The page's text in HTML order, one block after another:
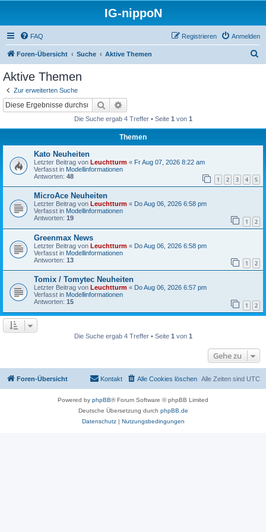
IG-nippoN
FAQ Anmelden
Registrieren
Foren-Übersicht Suche Aktive Themen
Aktive Themen
Zur erweiterten Suche
Suche
Die Suche ergab 4 Treffer • Seite 1 von 1
Themen
Kato Neuheiten
Letzter Beitrag von Leuchtturm « Fr Aug 07, 2026 8:22 am
Verfasst in Modellinformationen
Antworten: 48 1 2 3 4 5
MicroAce Neuheiten
Letzter Beitrag von Leuchtturm « Do Aug 06, 2026 6:58 pm
Verfasst in Modellinformationen
Antworten: 19 1 2
Greenmax News
Letzter Beitrag von Leuchtturm « Do Aug 06, 2026 6:58 pm
Verfasst in Modellinformationen
Antworten: 13 1 2
Tomix / Tomytec Neuheiten
Letzter Beitrag von Leuchtturm « Do Aug 06, 2026 6:57 pm
Verfasst in Modellinformationen
Antworten: 15 1 2
Die Suche ergab 4 Treffer • Seite 1 von 1
Gehe zu
Foren-Übersicht Alle Zeiten sind UTC
Alle Cookies löschen
Kontakt
Powered by phpBB® Forum Software © phpBB Limited
Deutsche Übersetzung durch phpBB.de
Datenschutz| Nutzungsbedingungen